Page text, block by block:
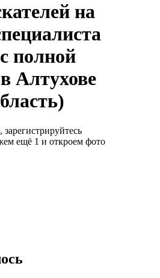
на
полной
Алтухове
ещё 1 и откроем фото